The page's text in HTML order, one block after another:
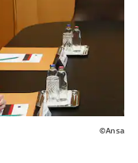
©Ansa